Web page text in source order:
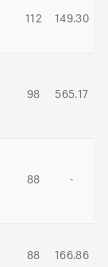
112 149.30
98 565.17
88 -
88 166.86